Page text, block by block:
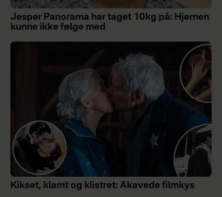
Jesper Panorama har taget 10kg på: Hjernen
kunne ikke følge med
Kikset, klamt og klistret: Akavede filmkys